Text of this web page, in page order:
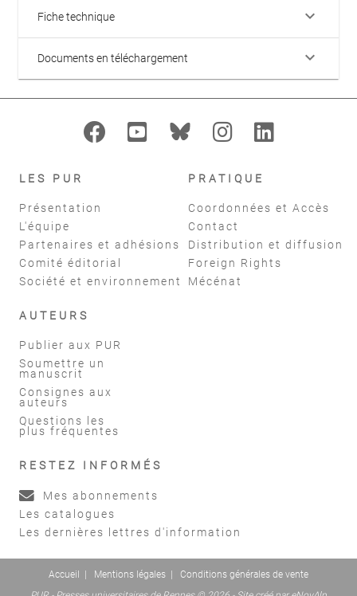
Fiche technique keyboard_arrow_down
Documents en téléchargement keyboard_arrow_down
LES PUR
Présentation
L'équipe
Partenaires et adhésions
Comité éditorial
Société et environnement
PRATIQUE
Coordonnées et Accès
Contact
Distribution et diffusion
Foreign Rights
Mécénat
AUTEURS
Publier aux PUR
Soumettre un
manuscrit
Consignes aux
auteurs
Questions les
plus fréquentes
RESTEZ INFORMÉS
Mes abonnements
Les catalogues
Les dernières lettres d'information
Accueil Mentions légales
Conditions générales de vente